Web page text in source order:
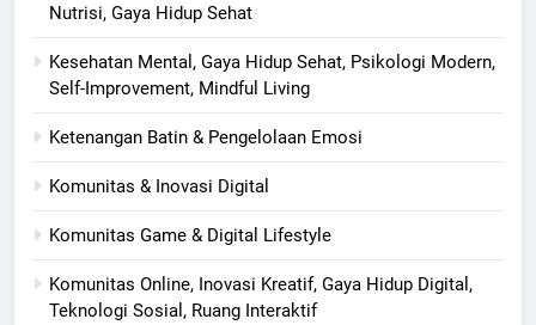
Nutrisi, Gaya Hidup Sehat
Kesehatan Mental, Gaya Hidup Sehat, Psikologi Modern,
Self-Improvement, Mindful Living
Ketenangan Batin & Pengelolaan Emosi
Komunitas & Inovasi Digital
Komunitas Game & Digital Lifestyle
Komunitas Online, Inovasi Kreatif, Gaya Hidup Digital,
Teknologi Sosial, Ruang Interaktif